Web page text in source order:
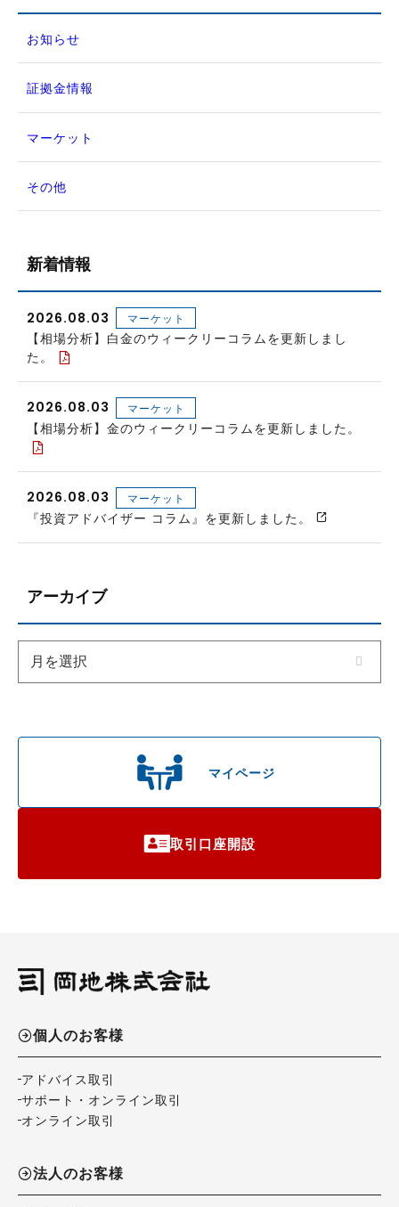
マイページ
取引口座開設
お知らせ
証拠金情報
マーケット
その他
新着情報
2026.08.03 マーケット
【相場分析】白金のウィークリーコラムを更新しまし
た。
2026.08.03 マーケット
【相場分析】金のウィークリーコラムを更新しました。
2026.08.03 マーケット
『投資アドバイザー コラム』を更新しました。
アーカイブ
個人のお客様
アドバイス取引
サポート・オンライン取引
オンライン取引
法人のお客様